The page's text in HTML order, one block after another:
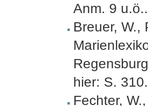
Anm. 9 u.ö..
Breuer, W.,
hier: S. 310.
Fechter,